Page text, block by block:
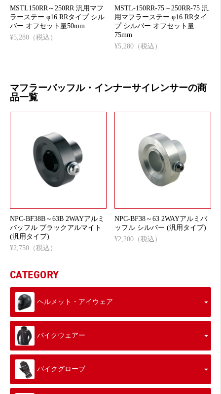
MSTL150RR～250RR 汎用マフ
ラーステー φ16 RRタイプ シル
バー オフセット量50mm
¥5,280（税込）
MSTL-150RR-75～250RR-75 汎
用マフラーステー φ16 RRタイ
プ シルバー オフセット量
75mm
¥5,280（税込）
マフラーバッフル・インナーサイレンサーの商
品一覧
NPC-BF38B～63B 2WAYアルミ
バッフル ブラックアルマイト
(汎用タイプ)
¥2,750（税込）
NPC-BF38～63 2WAYアルミバ
ッフル シルバー (汎用タイプ)
¥2,200（税込）
CATEGORY
ヘルメット・アイウェア
バイクウェアー
バイクグローブ